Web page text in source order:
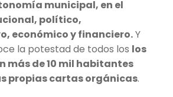
municipal, en el
político,
económico y financiero.Y
la potestad de todos los los
más de 10 mil habitantes
propias cartas orgánicas.